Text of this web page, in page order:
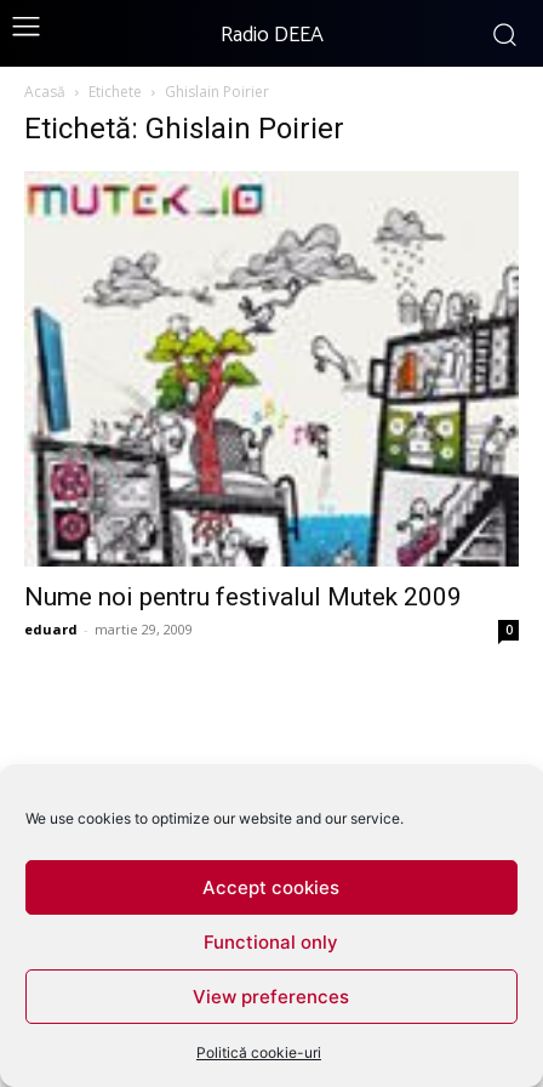
We use cookies to optimize our website and our service.
Accept cookies
Functional only
View preferences
Politică cookie-uri
Radio DEEA
Acasă Etichete Ghislain Poirier
Etichetă: Ghislain Poirier
Nume noi pentru festivalul Mutek 2009
eduard - martie 29, 2009 0